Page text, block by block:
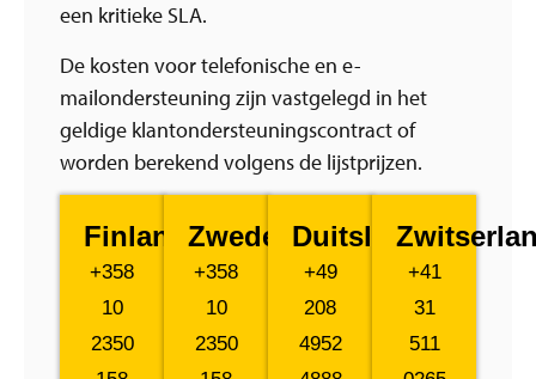
een kritieke SLA.
De kosten voor telefonische en e-
mailondersteuning zijn vastgelegd in het
geldige klantondersteuningscontract of
worden berekend volgens de lijstprijzen.
Finland
+358
10
2350
Zweden
+358
10
2350
Duitsland
+49
208
4952
+41
31
511